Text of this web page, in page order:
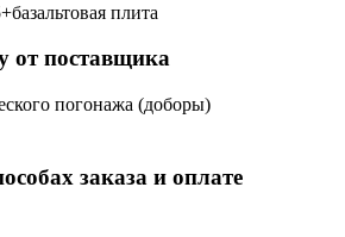
плита
от поставщика
погонажа (доборы)
заказа и оплате